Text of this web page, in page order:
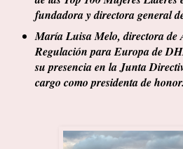
fundadora y directora general
María Luisa Melo, directora de
Regulación para Europa de
su presencia en la Junta
cargo como presidenta de honor.